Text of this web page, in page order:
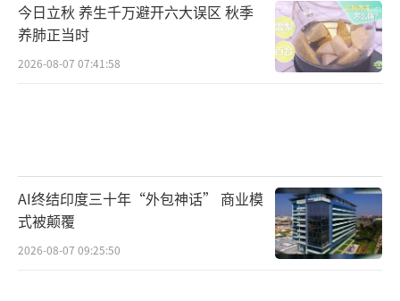
今日立秋 养生千万避开六大误区 秋季
养肺正当时
2026-08-07 07:41:58
AI终结印度三十年“外包神话” 商业模
式被颠覆
2026-08-07 09:25:50